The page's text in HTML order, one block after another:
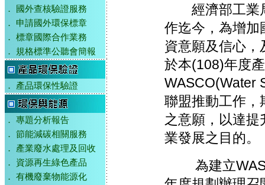
．
國外查核驗證服務
．
申請國外環保標章
．
標章國際合作業務
．
規格標準公聽會簡報
． 產品環保性驗證
．
專題分析報告
．
節能減碳相關服務
．
產業廢水處理及回收
．
資源再生綠色產品
．
有機廢棄物能源化
經濟部工業局
作迄今，為增加
資意願及信心，
於本(108)年度
WASCO(Water
聯盟推動工作，
之意願，以達
業發展之目的。
為建立